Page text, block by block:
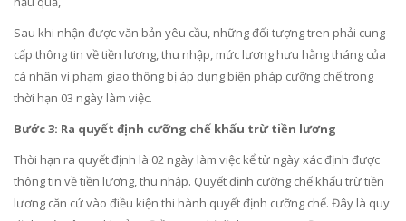
Sau khi nhận được văn bản yêu cầu, những đối tượng tren phải cung
cấp thông tin về tiền lương, thu nhập, mức lương hưu hằng tháng của
cá nhân vi phạm giao thông bị áp dụng biện pháp cưỡng chế trong
thời hạn 03 ngày làm việc.
Bước 3: Ra quyết định cưỡng chế khấu trừ tiền lương
Thời hạn ra quyết định là 02 ngày làm việc kể từ ngày xác định được
thông tin về tiền lương, thu nhập. Quyết định cưỡng chế khấu trừ tiền
lương căn cứ vào điều kiện thi hành quyết định cưỡng chế. Đây là quy